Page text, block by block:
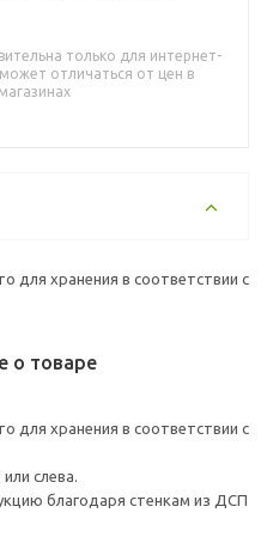
только для интернет-
отличаться от цен в
для хранения в соответствии с
о товаре
для хранения в соответствии с
слева.
благодаря стенкам из ДСП